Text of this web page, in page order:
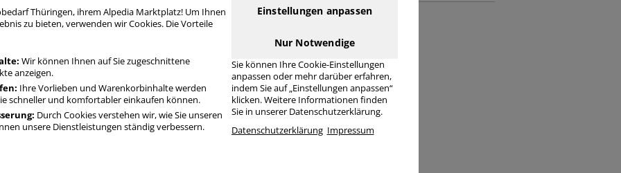
Din
Briefumschläge
Kompakt
Briefumschläge C6
Thüringen, ihrem Alpedia Marktplatz! Um Ihnen
zu bieten, verwenden wir Cookies. Die Vorteile
Wir können Ihnen auf Sie zugeschnittene
anzeigen.
Ihre Vorlieben und Warenkorbinhalte werden
schneller und komfortabler einkaufen können.
Durch Cookies verstehen wir, wie Sie unseren
unsere Dienstleistungen ständig verbessern.
Einstellungen anpassen
Nur Notwendige
Sie können Ihre Cookie-Einstellungen
anpassen oder mehr darüber erfahren,
indem Sie auf „Einstellungen anpassen“
klicken. Weitere Informationen finden
Sie in unserer Datenschutzerklärung.
Datenschutzerklärung Impressum